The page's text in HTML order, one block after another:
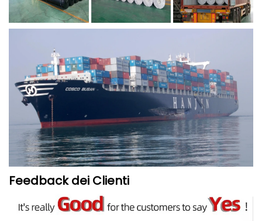
Feedback dei Clienti